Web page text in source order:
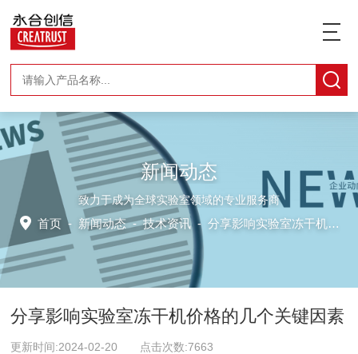
新闻动态
致力于成为全球实验室领域的专业服务商
首页 - 新闻动态-技术资讯 -分享影响实验室冻干机价格的几个关键因素
分享影响实验室冻干机价格的几个关键因素
更新时间:2024-02-20 点击次数:7663